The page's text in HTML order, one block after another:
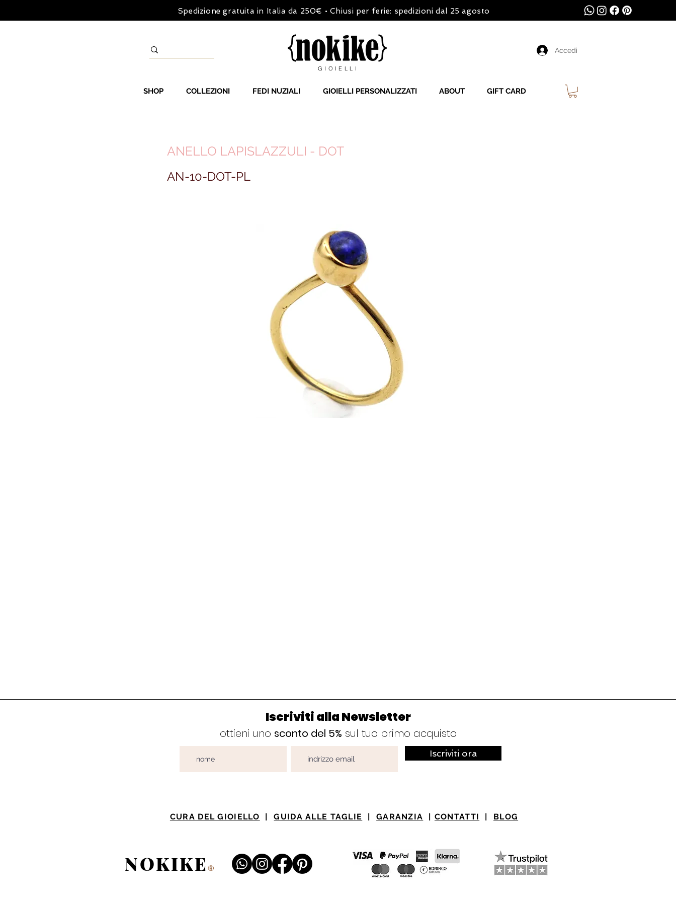
Spedizione gratuita in Italia da 250€ • Chiusi per ferie: spedizioni dal 25 agosto
Accedi
GIOIELLI
SHOP COLLEZIONI FEDI NUZIALI GIOIELLI PERSONALIZZATI ABOUT GIFT CARD
ANELLO LAPISLAZZULI - DOT
AN-10-DOT-PL
Iscriviti alla Newsletter
ottieni uno sconto del 5% sul tuo primo acquisto
Iscriviti ora
CURA DEL GIOIELLO | GUIDA ALLE TAGLIE | GARANZIA | CONTATTI | BLOG
NOKIKE ®